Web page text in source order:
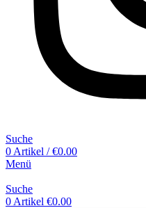
Suche
0 Artikel / €0.00
Menü
Suche
0 Artikel €0.00